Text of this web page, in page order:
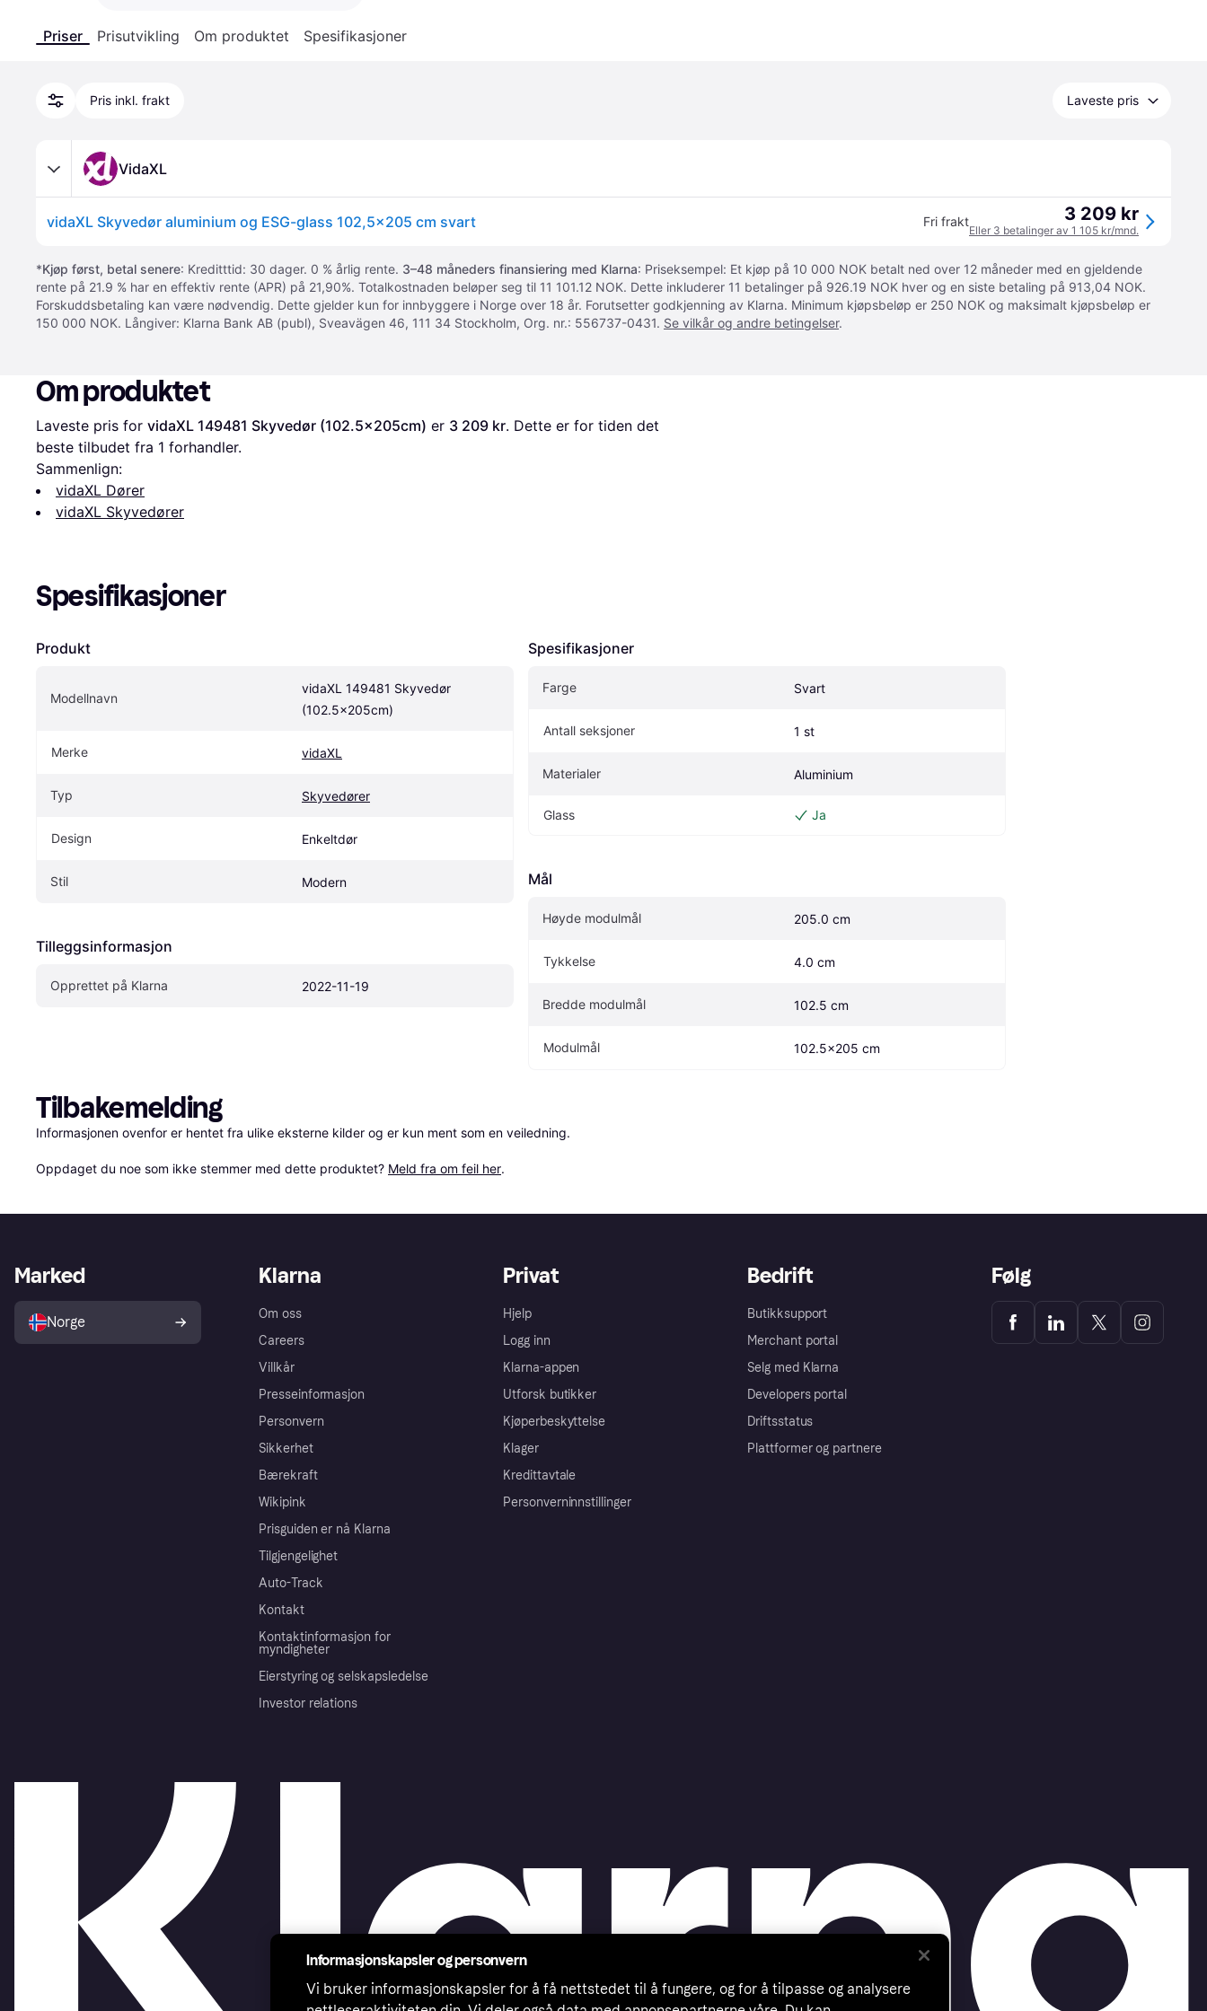
Priser Prisutvikling Om produktet Spesifikasjoner
Pris inkl. frakt Laveste pris
VidaXL
vidaXL Skyvedør aluminium og ESG-glass 102,5x205 cm svart Fri frakt 3 209 kr
Eller 3 betalinger av 1 105 kr/mnd.
*Kjøp først, betal senere: Kreditttid: 30 dager. 0 % årlig rente. 3–48 måneders finansiering med Klarna: Priseksempel: Et kjøp på 10 000 NOK betalt ned over 12 måneder med en gjeldende
rente på 21.9 % har en effektiv rente (APR) på 21,90%. Totalkostnaden beløper seg til 11 101.12 NOK. Dette inkluderer 11 betalinger på 926.19 NOK hver og en siste betaling på 913,04 NOK.
Forskuddsbetaling kan være nødvendig. Dette gjelder kun for innbyggere i Norge over 18 år. Forutsetter godkjenning av Klarna. Minimum kjøpsbeløp er 250 NOK og maksimalt kjøpsbeløp er
150 000 NOK. Långiver: Klarna Bank AB (publ), Sveavägen 46, 111 34 Stockholm, Org. nr.: 556737-0431. Se vilkår og andre betingelser.
Om produktet
Laveste pris for vidaXL 149481 Skyvedør (102.5x205cm) er 3 209 kr. Dette er for tiden det
beste tilbudet fra 1 forhandler.
Sammenlign:
vidaXL Dører
vidaXL Skyvedører
Spesifikasjoner
Produkt
Modellnavn
vidaXL 149481 Skyvedør
(102.5x205cm)
Merke vidaXL
Typ Skyvedører
Design Enkeltdør
Stil Modern
Tilleggsinformasjon
Opprettet på Klarna 2022-11-19
Spesifikasjoner
Farge Svart
Antall seksjoner 1 st
Materialer Aluminium
Glass Ja
Mål
Høyde modulmål 205.0 cm
Tykkelse 4.0 cm
Bredde modulmål 102.5 cm
Modulmål 102.5x205 cm
Tilbakemelding
Informasjonen ovenfor er hentet fra ulike eksterne kilder og er kun ment som en veiledning.
Oppdaget du noe som ikke stemmer med dette produktet? Meld fra om feil her.
Klarna
Om oss
Careers
Villkår
Presseinformasjon
Personvern
Sikkerhet
Bærekraft
Wikipink
Prisguiden er nå Klarna
Tilgjengelighet
Auto-Track
Kontakt
Kontaktinformasjon for
myndigheter
Eierstyring og selskapsledelse
Investor relations
Privat
Hjelp
Logg inn
Klarna-appen
Utforsk butikker
Kjøperbeskyttelse
Klager
Kredittavtale
Personverninnstillinger
Bedrift
Butikksupport
Merchant portal
Selg med Klarna
Developers portal
Driftsstatus
Plattformer og partnere
Marked
Norge
Følg
Informasjonskapsler og personvern
Vi bruker informasjonskapsler for å få nettstedet til å fungere, og for å tilpasse og analysere